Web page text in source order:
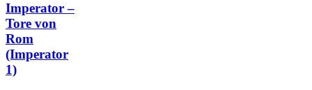
Imperator –
Tore von
Rom
(Imperator
1)